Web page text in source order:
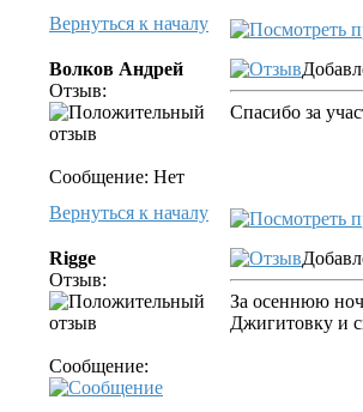
Вернуться к началу
Волков Андрей
Отзыв:
Сообщение: Нет
Спасибо за
Вернуться к началу
Rigge
Отзыв:
Сообщение:
За осеннюю
Джигитовку и